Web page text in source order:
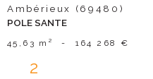
Ambérieux (69480)
POLE SANTE
45,63 m² - 164 268 €
2